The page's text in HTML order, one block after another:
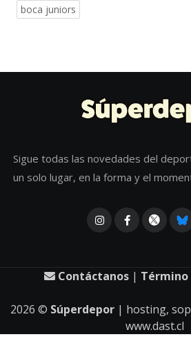
boca juniors
Sigue todas las novedades del
un solo lugar, en la forma y el
Contáctanos | Término
2026 © Súperdepor | hosting,
www.dast.cl